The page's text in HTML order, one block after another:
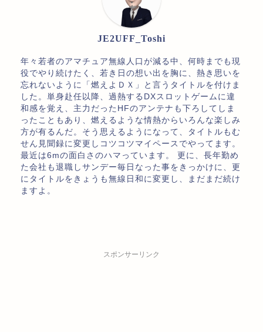
JE2UFF_Toshi
年々若者のアマチュア無線人口が減る中、何時までも現
役でやり続けたく、若き日の想い出を胸に、熱き思いを
忘れないように「燃えよＤＸ」と言うタイトルを付けま
した。単身赴任以降、過熱するDXスロットゲームに違
和感を覚え、主力だったHFのアンテナも下ろしてしま
ったこともあり、燃えるような情熱からいろんな楽しみ
方が有るんだ。そう思えるようになって、タイトルもむ
せん見聞録に変更しコツコツマイペースでやってます。
最近は6mの面白さのハマっています。 更に、長年勤め
た会社も退職しサンデー毎日なった事をきっかけに、更
にタイトルをきょうも無線日和に変更し、まだまだ続け
ますよ。
スポンサーリンク